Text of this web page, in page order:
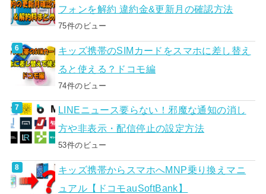
フォンを解約 違約金&更新月の確認方法
75件のビュー
キッズ携帯のSIMカードをスマホに差し替え
ると使える？ドコモ編
74件のビュー
LINEニュース要らない！邪魔な通知の消し
方や非表示・配信停止の設定方法
53件のビュー
キッズ携帯からスマホへMNP乗り換えマニ
ュアル【ドコモauSoftBank】